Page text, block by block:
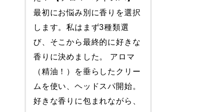
最初にお悩み別に香りを選択
します。私はまず3種類選
び、そこから最終的に好きな
香りに決めました。 アロマ
（精油！）を垂らしたクリー
ムを使い、ヘッドスパ開始。
好きな香りに包まれながら、